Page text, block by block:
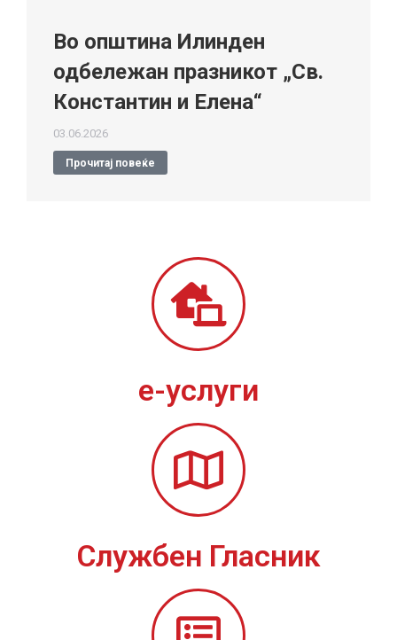
Во општина Илинден
одбележан празникот „Св.
Константин и Елена“
03.06.2026
Прочитај повеќе
е-услуги
Службен Гласник